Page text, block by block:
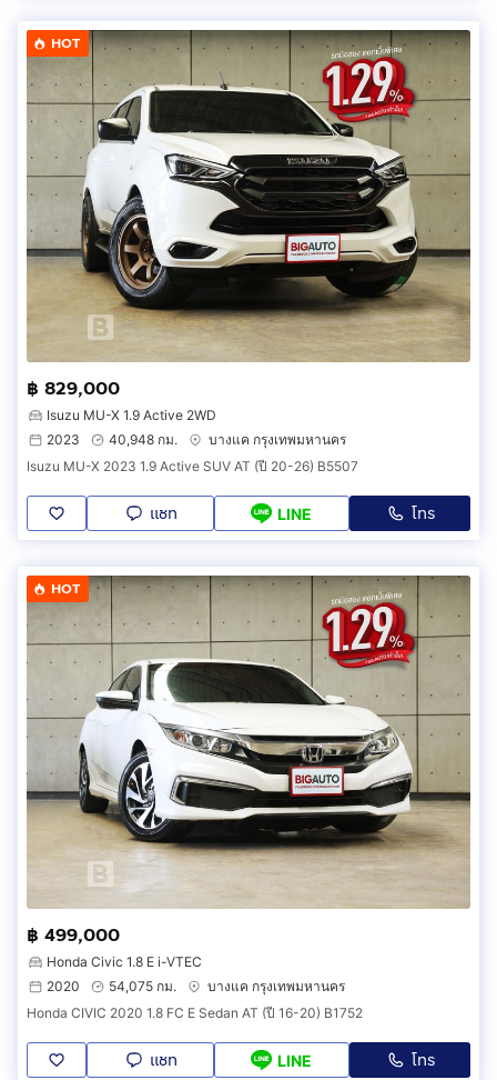
HOT
฿ 829,000
Isuzu MU-X 1.9 Active 2WD
2023
40,948 กม.
บางแค กรุงเทพมหานคร
Isuzu MU-X 2023 1.9 Active SUV AT (ปี 20-26) B5507
แชท LINE โทร
HOT
฿ 499,000
Honda Civic 1.8 E i-VTEC
2020
54,075 กม.
บางแค กรุงเทพมหานคร
Honda CIVIC 2020 1.8 FC E Sedan AT (ปี 16-20) B1752
แชท LINE โทร